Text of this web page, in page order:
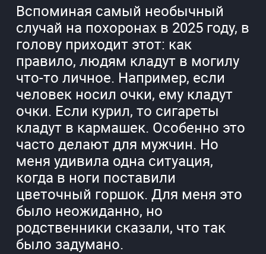
Вспоминая самый необычный
случай на похоронах в 2025 году, в
голову приходит этот: как
правило, людям кладут в могилу
что-то личное. Например, если
человек носил очки, ему кладут
очки. Если курил, то сигареты
кладут в кармашек. Особенно это
часто делают для мужчин. Но
меня удивила одна ситуация,
когда в ноги поставили
цветочный горшок. Для меня это
было неожиданно, но
родственники сказали, что так
было задумано.